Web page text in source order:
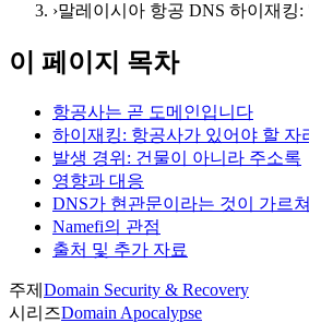
›말레이시아 항공 DNS 하이재
이 페이지 목차
항공사는 곧 도메인입니다
하이재킹: 항공사가 있어야 할 자
발생 경위: 건물이 아니라 주소록
영향과 대응
DNS가 현관문이라는 것이 가르
Namefi의 관점
출처 및 추가 자료
주제 Domain Security & Recovery
시리즈Domain Apocalypse